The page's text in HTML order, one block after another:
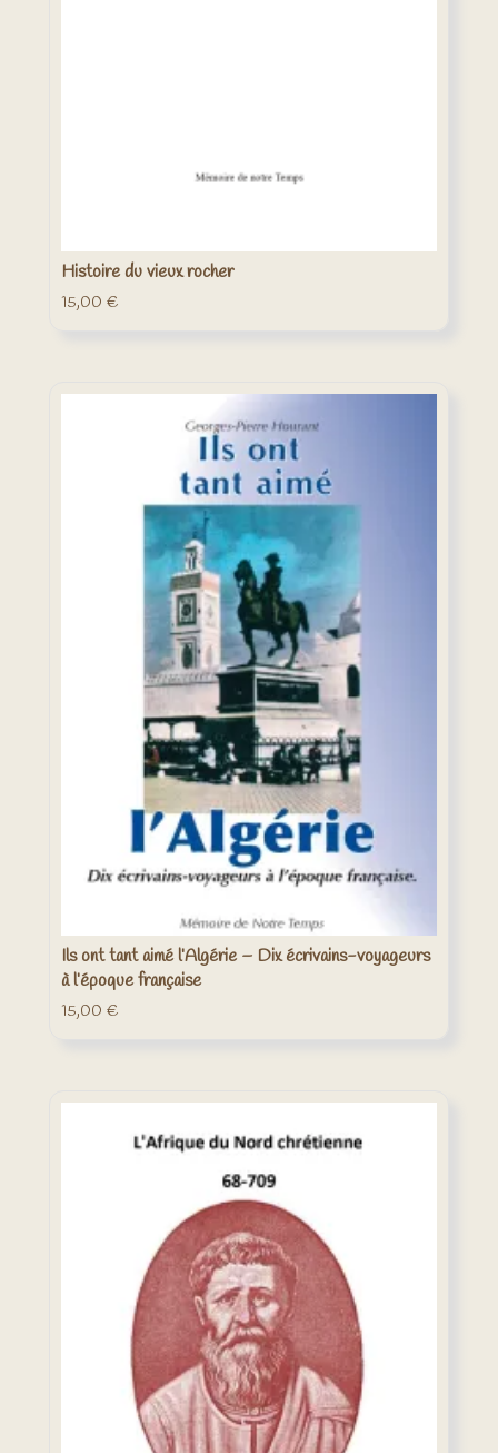
Histoire du vieux rocher
15,00 €
Ils ont tant aimé l’Algérie – Dix écrivains-voyageurs
à l’époque française
15,00 €